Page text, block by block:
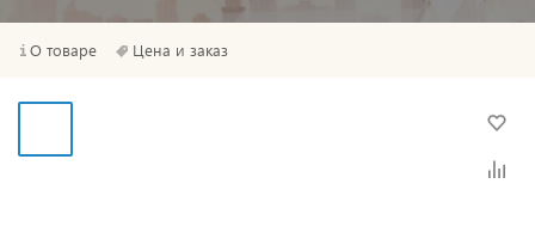
О товаре Цена и заказ